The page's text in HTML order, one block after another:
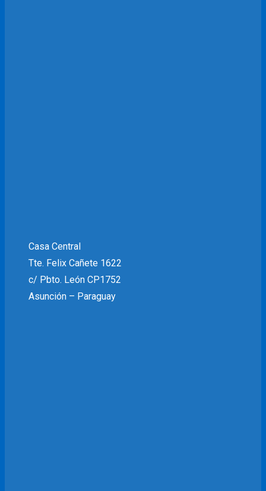
Casa Central
Tte. Felix Cañete 1622
c/ Pbto. León CP1752
Asunción – Paraguay